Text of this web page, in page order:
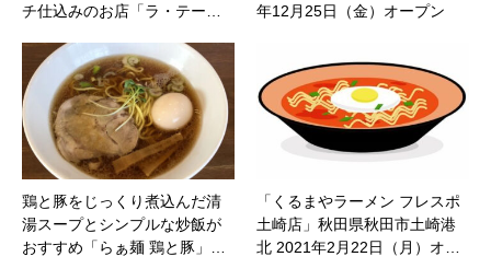
チ仕込みのお店「ラ・テー…
年12月25日（金）オープン
鶏と豚をじっくり煮込んだ清
湯スープとシンプルな炒飯が
おすすめ「らぁ麺 鶏と豚」…
「くるまやラーメン フレスポ
土崎店」秋田県秋田市土崎港
北 2021年2月22日（月）オ…